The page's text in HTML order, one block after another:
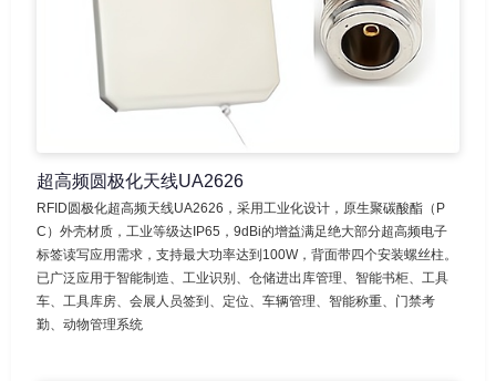
超高频圆极化天线UA2626
RFID圆极化超高频天线UA2626，采用工业化设计，原生聚碳酸酯（P
C）外壳材质，工业等级达IP65，9dBi的增益满足绝大部分超高频电子
标签读写应用需求，支持最大功率达到100W，背面带四个安装螺丝柱。
已广泛应用于智能制造、工业识别、仓储进出库管理、智能书柜、工具
车、工具库房、会展人员签到、定位、车辆管理、智能称重、门禁考
勤、动物管理系统